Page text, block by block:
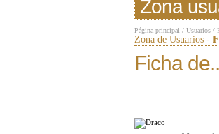
Zona
Página principal / Usuarios /
Zona de Usuarios -
Ficha